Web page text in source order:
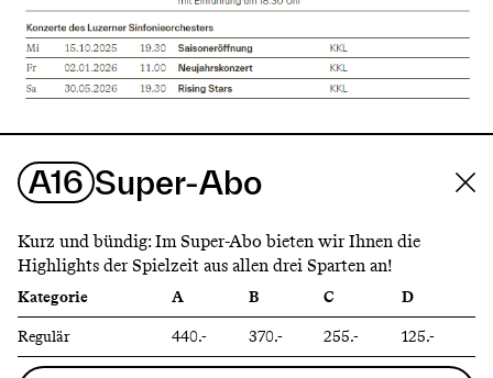
A16 Super-Abo
Kurz und bündig: Im Super-Abo bieten wir Ihnen die
Highlights der Spielzeit aus allen drei Sparten an!
Kategorie A B C
D
Regulär
440.- 370.- 255.- 125.-